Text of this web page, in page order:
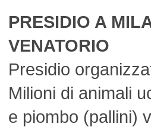
PRESIDIO A
VENATORIO
Presidio
Milioni di animali
e piombo (pallini)